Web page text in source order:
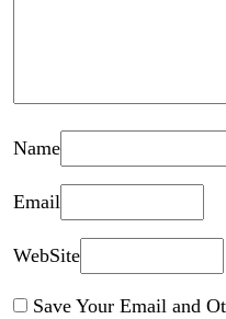
Name
Email
WebSite
Save Your Email and